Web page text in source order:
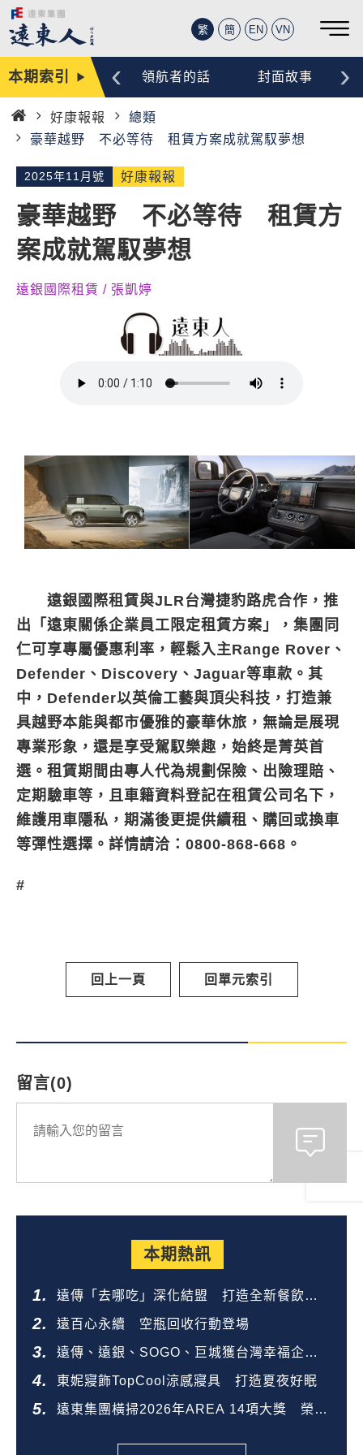
繁 簡 EN VN
本期索引編輯手記 領航者的話 封面故事
‹ ›
首
好康報報
總類
豪華越野 不必等待 租賃方案成就駕馭夢想
2025年11月號 好康報報
豪華越野 不必等待 租賃方
案成就駕馭夢想
遠銀國際租賃 / 張凱婷
遠銀國際租賃與JLR台灣捷豹路虎合作，推
出「遠東關係企業員工限定租賃方案」，集團同
仁可享專屬優惠利率，輕鬆入主Range Rover、
Defender、Discovery、Jaguar等車款。其
中，Defender以英倫工藝與頂尖科技，打造兼
具越野本能與都市優雅的豪華休旅，無論是展現
專業形象，還是享受駕馭樂趣，始終是菁英首
選。租賃期間由專人代為規劃保險、出險理賠、
定期驗車等，且車籍資料登記在租賃公司名下，
維護用車隱私，期滿後更提供續租、購回或換車
等彈性選擇。詳情請洽：0800-868-668。
#
回上一頁 回單元索引
留言(0)
本期熱訊
遠傳「去哪吃」深化結盟 打造全新餐飲生
態圈
遠百心永續 空瓶回收行動登場
遠傳、遠銀、SOGO、巨城獲台灣幸福企業
金獎
東妮寢飾TopCool涼感寢具 打造夏夜好眠
遠東集團橫掃2026年AREA 14項大獎 榮登